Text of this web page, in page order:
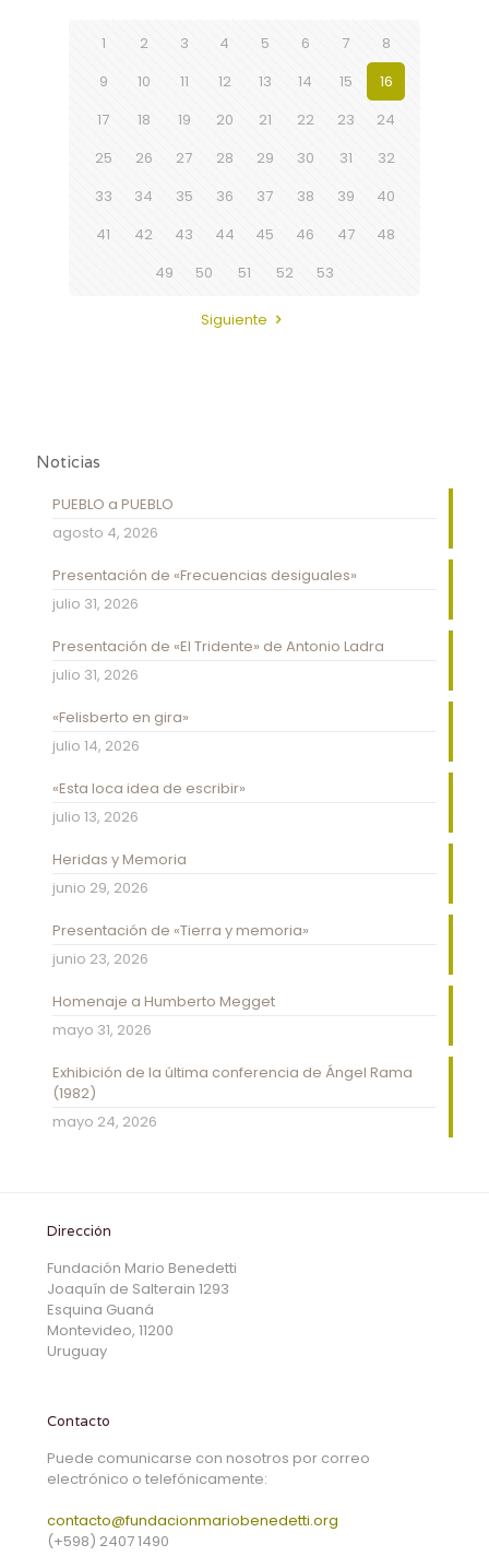
1 2 3 4 5 6 7
8
9
10 11 12 13 14 15
16
17
18 19 20 21 22 23
24
25
26 27 28 29 30 31
32
33
34 35 36 37 38 39
40
41
42 43 44 45 46 47
48
49
50 51 52 53
Siguiente
Noticias
PUEBLO a PUEBLO
agosto 4, 2026
Presentación de «Frecuencias desiguales»
julio 31, 2026
Presentación de «El Tridente» de Antonio Ladra
julio 31, 2026
«Felisberto en gira»
julio 14, 2026
«Esta loca idea de escribir»
julio 13, 2026
Heridas y Memoria
junio 29, 2026
Presentación de «Tierra y memoria»
junio 23, 2026
Homenaje a Humberto Megget
mayo 31, 2026
Exhibición de la última conferencia de Ángel Rama
(1982)
mayo 24, 2026
Dirección
Fundación Mario Benedetti
Joaquín de Salterain 1293
Esquina Guaná
Montevideo, 11200
Uruguay
Contacto
Puede comunicarse con nosotros por correo
electrónico o telefónicamente:
contacto@fundacionmariobenedetti.org
(+598) 2407 1490